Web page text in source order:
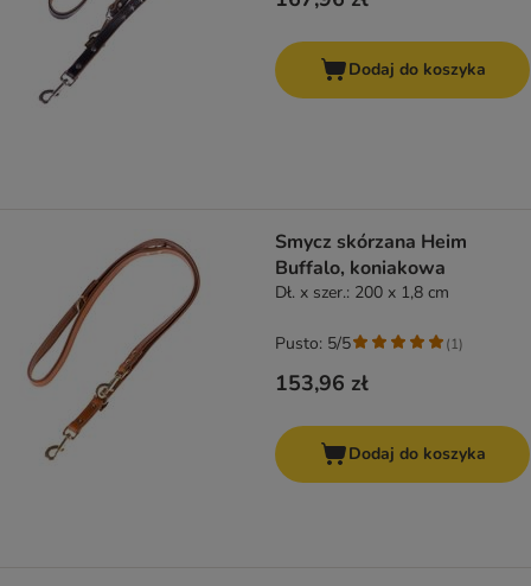
Dodaj do koszyka
Smycz skórzana Heim
Buffalo, koniakowa
Dł. x szer.: 200 x 1,8 cm
153,96 zł
Pusto: 5/5 (1)
Dodaj do koszyka